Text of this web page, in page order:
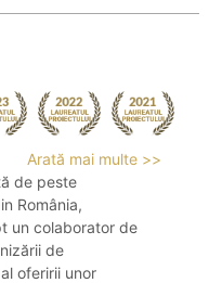
Arată mai multe >>
de peste
România,
un colaborator de
de
oferirii unor